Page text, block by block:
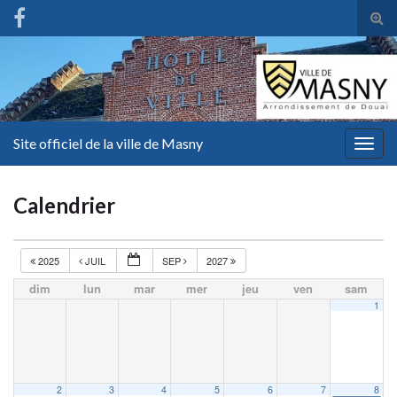
Site officiel de la ville de Masny
Calendrier
2025 JUIL SEP 2027
dim lun mar mer jeu ven sam
1
2 3 4 5 6 7 8